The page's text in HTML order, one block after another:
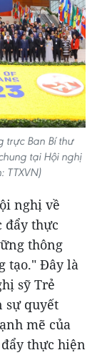
trực Ban Bí thư
tại Hội nghị
TTXVN)
nghị về
đẩy thực
thông
tạo." Đây là
sỹ Trẻ
sự quyết
mẽ của
thực hiện